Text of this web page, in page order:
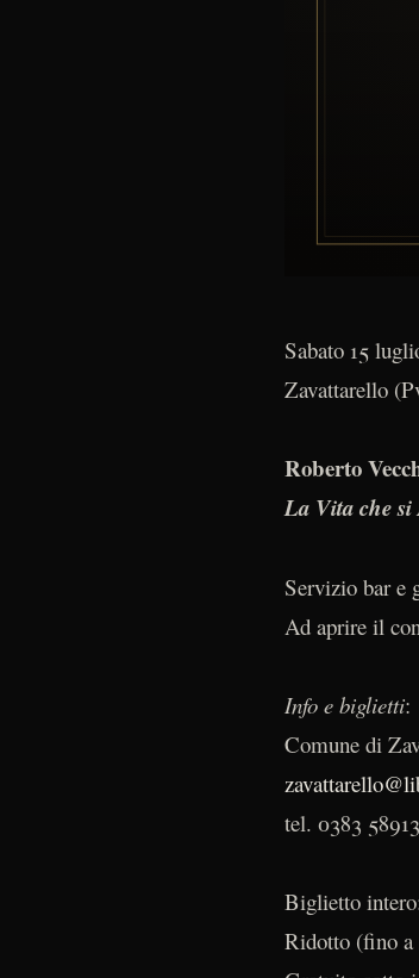
Sabato 15
Zavattarello
Roberto
La Vita che
Servizio bar e
Ad aprire il
Info e biglietti:
Comune di
tel. 0383
Biglietto
Ridotto (fino a